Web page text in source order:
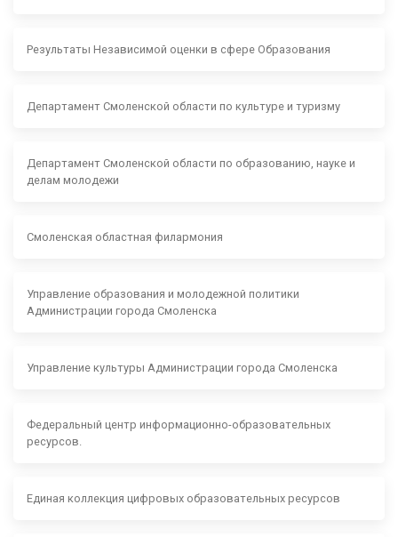
Результаты Независимой оценки в сфере Образования
Департамент Смоленской области по культуре и туризму
Департамент Смоленской области по образованию, науке и
делам молодежи
Смоленская областная филармония
Управление образования и молодежной политики
Администрации города Смоленска
Управление культуры Администрации города Смоленска
Федеральный центр информационно-образовательных
ресурсов.
Единая коллекция цифровых образовательных ресурсов